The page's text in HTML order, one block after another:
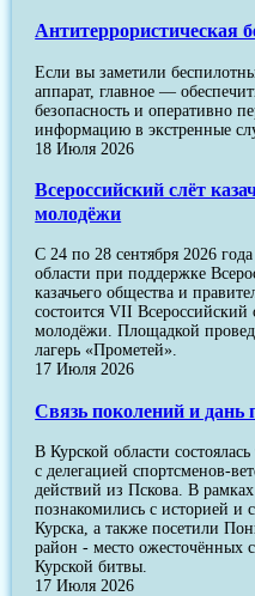
Антитеррористическая
Если вы заметили
аппарат, главное —
безопасность и оперативно
информацию в экстренные
18 Июля 2026
Всероссийский слёт
молодёжи
С 24 по 28 сентября 2026
области при поддержке
казачьего общества и
состоится VII Всероссийский
молодёжи. Площадкой
лагерь «Прометей».
17 Июля 2026
Связь поколений и дань
В Курской области состоялась
с делегацией спортсменов-
действий из Пскова. В рамках
познакомились с историей и
Курска, а также посетили
район - место ожесточённых
Курской битвы.
17 Июля 2026